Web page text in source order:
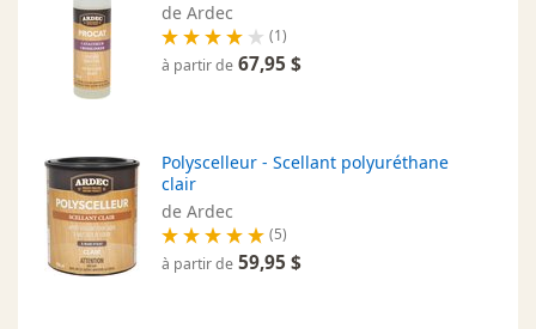
de Ardec
(1)
à partir de 67,95 $
Polyscelleur - Scellant polyuréthane
clair
de Ardec
(5)
à partir de 59,95 $